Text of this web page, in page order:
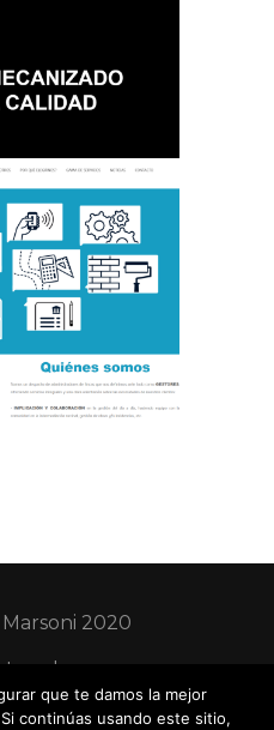
2020
Legal
de datos
que te damos la mejor
continúas usando este sitio,